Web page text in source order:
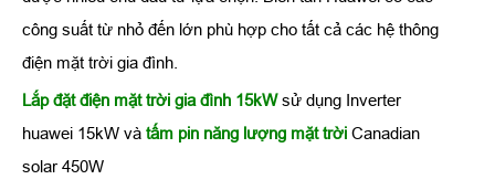
công suất từ nhỏ đến lớn phù hợp cho tất cả các hệ thông
điện mặt trời gia đình.
Lắp đặt điện mặt trời gia đình 15kW sử dụng Inverter
huawei 15kW và tấm pin năng lượng mặt trời Canadian
solar 450W